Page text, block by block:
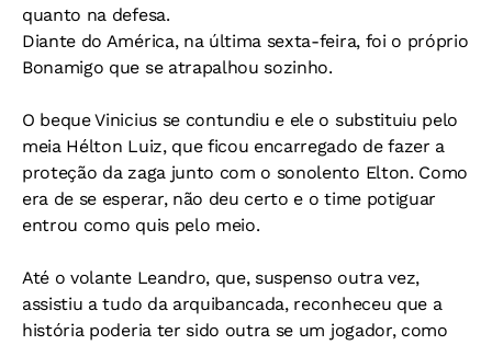
quanto na defesa.
Diante do América, na última sexta-feira, foi o próprio
Bonamigo que se atrapalhou sozinho.
O beque Vinicius se contundiu e ele o substituiu pelo
meia Hélton Luiz, que ficou encarregado de fazer a
proteção da zaga junto com o sonolento Elton. Como
era de se esperar, não deu certo e o time potiguar
entrou como quis pelo meio.
Até o volante Leandro, que, suspenso outra vez,
assistiu a tudo da arquibancada, reconheceu que a
história poderia ter sido outra se um jogador, como